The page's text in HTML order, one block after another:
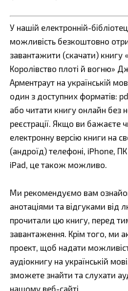
У нашій електронній-
можливість безкоштовно
завантажити (скачати) книгу
Королівство плоті й вогню»
Арментраут на українській
один з доступних форматів:
або читати книгу онлайн без
реєстрації. Якщо ви бажаєте
електронну версію книги на
(андроїд) телефоні, iPhone,
iPad, це також можливо.
Ми рекомендуємо вам
анотаціями та відгуками від
прочитали цю книгу, перед
завантаження. Крім того, ми
проект, щоб надати
аудіокнигу на українській
зможете знайти та слухати
нашому веб-сайті.